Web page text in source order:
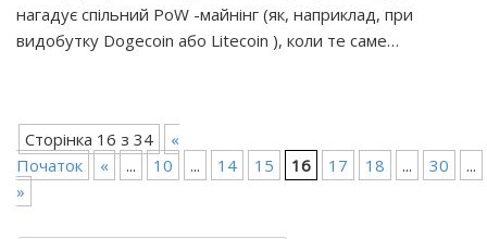
нагадує спільний PoW -майнінг (як, наприклад, при
видобутку Dogecoin або Litecoin ), коли те саме…
Сторінка 16 з 34
«
Початок
« ... 10 ... 14 15 16 17 18 ... 30
...
»